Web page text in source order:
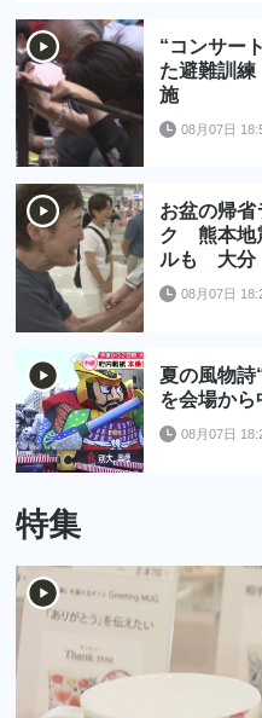
“コンサー
た避難訓
施
08月07日
お盆の帰
ク 熊本地
ルも 大分
08月07日
夏の風物
を会場か
08月07日
特集